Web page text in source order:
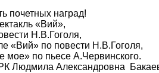
почетных наград!
«Вий»,
Н.В.Гоголя,
«Вий» по повести Н.В.Гоголя,
мое» по пьесе А.Червинского.
Людмила Александровна